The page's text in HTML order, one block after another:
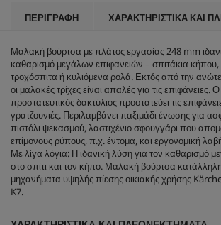
e
αΠΕΡΙΓΡΑΦΉ ΧΑΡΑΚΤΗΡΙΣΤΙΚΆ ΚΑΙ
Μαλακή βούρτσα με πλάτος εργασίας 248 mm
καθαρισμό μεγάλων επιφανειών – σπιτάκια κήπου,
τροχόσπιτα ή κυλιόμενα ρολά. Εκτός από την
οι μαλακές τρίχες είναι απαλές για τις επιφάνειες.
προστατευτικός δακτύλιος προστατεύει τις
γρατζουνιές. Περιλαμβάνει παξιμάδι ένωσης για
πιστόλι ψεκασμού, λαστιχένιο σφουγγάρι που
επίμονους ρύπους, π.χ. έντομα, και εργονομική
Με λίγα λόγια: Η ιδανική λύση για τον καθαρισμό
στο σπίτι και τον κήπο. Μαλακή βούρτσα
μηχανήματα υψηλής πίεσης οικιακής χρήσης
K7.